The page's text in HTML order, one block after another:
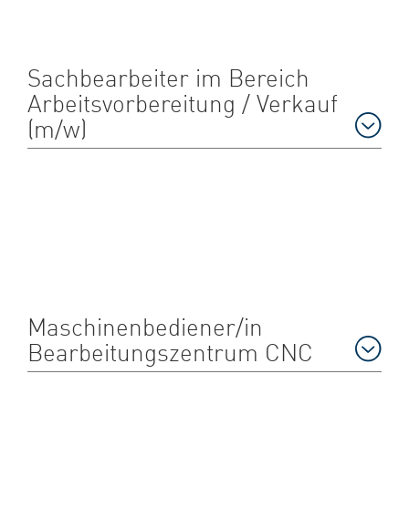
Sachbearbeiter im Bereich
Arbeitsvorbereitung / Verkauf
(m/w)
Maschinenbediener/in
Bearbeitungszentrum CNC